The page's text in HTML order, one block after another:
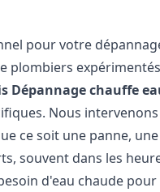
pour votre
plombiers
Dépannage chauffe
Nous
ce soit une panne,
souvent dans les
d'eau chaude